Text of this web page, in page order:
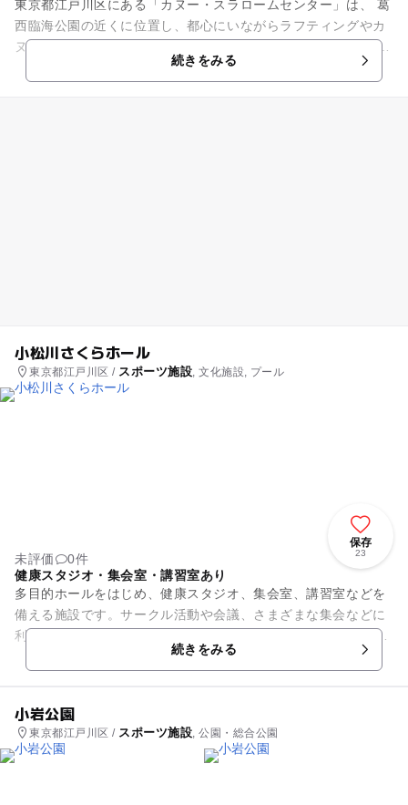
東京都江戸川区にある「カヌー・スラロームセンター」は、 葛
西臨海公園の近くに位置し、都心にいながらラフティングやカ
ヌーなどの水上アクティビティが楽しめる公共施設です！ 日本
続きをみる
小松川さくらホール
東京都江戸川区 / スポーツ施設 , 文化施設, プール
保存
23
未評価
0件
健康スタジオ・集会室・講習室あり
多目的ホールをはじめ、健康スタジオ、集会室、講習室などを
備える施設です。サークル活動や会議、さまざまな集会などに
利用されています。また、屋内温水プールもあり、25メートル
プールとジャグジーを完備...続きをみる
小岩公園
東京都江戸川区 / スポーツ施設, 公園・総合公園